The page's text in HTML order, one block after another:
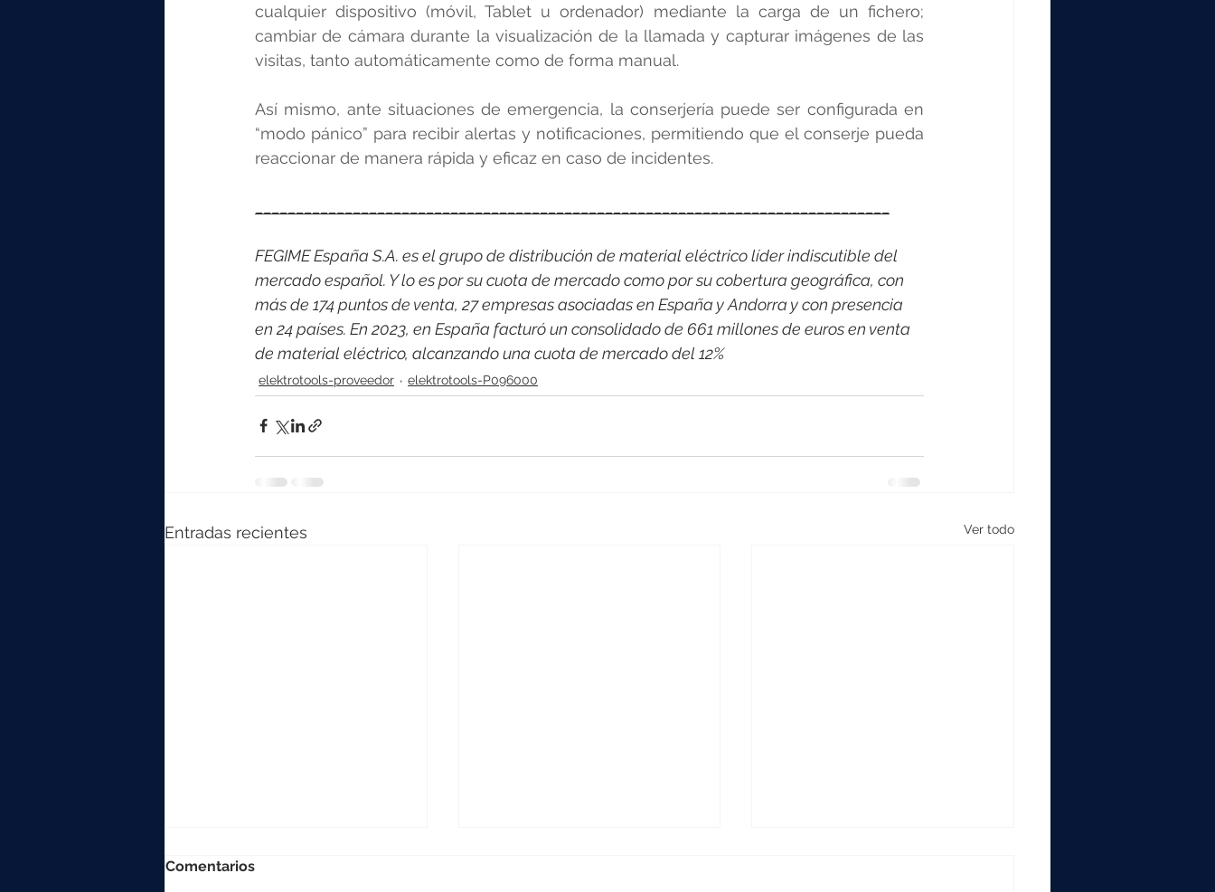
cualquier dispositivo (móvil, Tablet u ordenador) mediante la carga de un fichero;
cambiar de cámara durante la visualización de la llamada y capturar imágenes de las
visitas, tanto automáticamente como de forma manual.
Así mismo, ante situaciones de emergencia, la conserjería puede ser configurada en
“modo pánico” para recibir alertas y notificaciones, permitiendo que el conserje pueda
reaccionar de manera rápida y eficaz en caso de incidentes.
FEGIME España S.A. es el grupo de distribución de material eléctrico líder indiscutible del
mercado español. Y lo es por su cuota de mercado como por su cobertura geográfica, con
más de 174 puntos de venta, 27 empresas asociadas en España y Andorra y con presencia
en 24 países. En 2023, en España facturó un consolidado de 661 millones de euros en venta
de material eléctrico, alcanzando una cuota de mercado del 12%
elektrotools-proveedor elektrotools-P096000
Entradas recientes Ver todo
Comentarios